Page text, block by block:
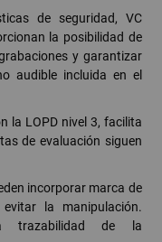
de seguridad, VC
la posibilidad de
y garantizar
audible incluida en el
la LOPD nivel 3, facilita
de evaluación siguen
incorporar marca de
la manipulación.
trazabilidad de la